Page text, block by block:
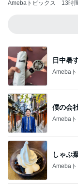
Amebaトピックス 13時
日中暑
Amebaト
僕の会
Amebaト
しゃぶ
Amebaト